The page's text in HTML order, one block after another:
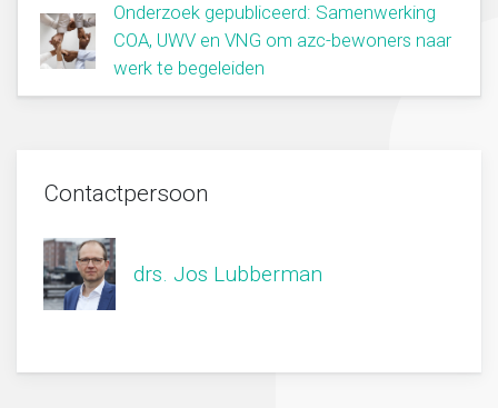
Onderzoek gepubliceerd: Samenwerking
COA, UWV en VNG om azc-bewoners naar
werk te begeleiden
Contactpersoon
drs. Jos Lubberman